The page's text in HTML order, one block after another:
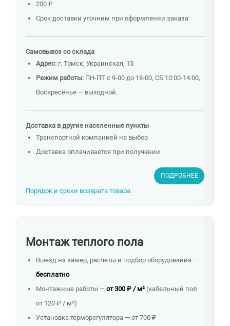
200 ₽
Срок доставки уточним при оформлении заказа
Самовывоз со склада
Адрес: г. Томск, Украинская, 15
Режим работы: ПН-ПТ с 9-00 до 18-00, СБ 10:00-14:00,
Воскресенье — выходной.
Доставка в другие населенные пункты
Транспортной компанией на выбор
Доставка оплачивается при получении
ПОДРОБНЕЕ
Порядок и сроки возврата товара
Монтаж теплого пола
Выезд на замер, расчеты и подбор оборудования —
бесплатно
Монтажные работы — от 300 ₽ / м² (кабельный пол
от 120 ₽ / м²)
Установка терморегулятора — от 700 ₽